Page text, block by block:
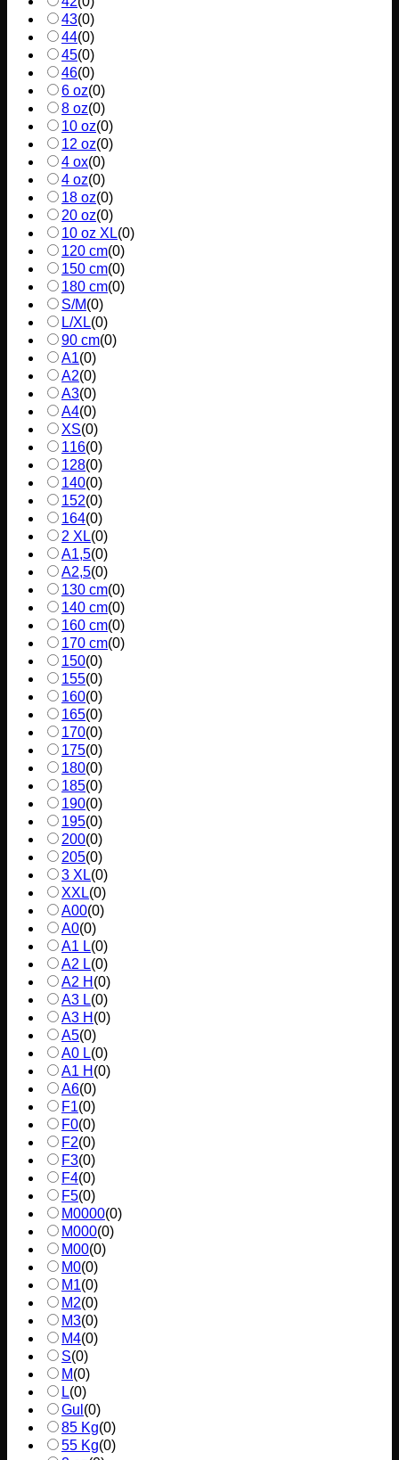
43(0)
44(0)
45(0)
46(0)
6 oz(0)
8 oz(0)
10 oz(0)
12 oz(0)
4 ox(0)
4 oz(0)
18 oz(0)
20 oz(0)
10 oz XL(0)
120 cm(0)
150 cm(0)
180 cm(0)
S/M(0)
L/XL(0)
90 cm(0)
A1(0)
A2(0)
A3(0)
A4(0)
XS(0)
116(0)
128(0)
140(0)
152(0)
164(0)
2 XL(0)
A1,5(0)
A2,5(0)
130 cm(0)
140 cm(0)
160 cm(0)
170 cm(0)
150(0)
155(0)
160(0)
165(0)
170(0)
175(0)
180(0)
185(0)
190(0)
195(0)
200(0)
205(0)
3 XL(0)
XXL(0)
A00(0)
A0(0)
A1 L(0)
A2 L(0)
A2 H (0)
A3 L(0)
A3 H (0)
A5(0)
A0 L(0)
A1 H (0)
A6(0)
F1(0)
F0(0)
F2(0)
F3(0)
F4(0)
F5(0)
M0000(0)
M000(0)
M00(0)
M0(0)
M1(0)
M2(0)
M3(0)
M4(0)
S(0)
M(0)
L(0)
Gul (0)
85 Kg(0)
55 Kg(0)